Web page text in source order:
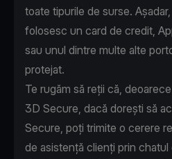
toate tipurile de surse.
folosesc un card de credit,
sau unul dintre multe alte
protejat.
Te rugăm să reții că,
3D Secure, dacă dorești să
Secure, poți trimite o cerere
de asistență clienți prin